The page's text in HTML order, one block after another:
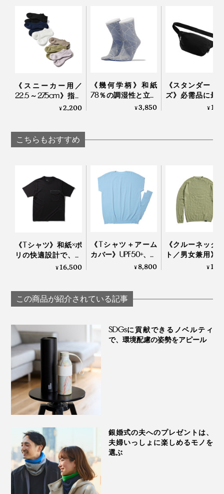
写真左：モデル身長160cm「Sサイズ」着用、写真右：モデル身長173cm「Mサイ
そして、長く着てもらえる上質な生地と縫製。
30番手の糸を撚らずに、2本引き揃えて高密度に編み立
いう選択によって、たくさんの人に届きやすい価格まで
実現しました。
通気性、吸汗性、伸縮性にすぐれ、適度な厚みを持ちな
がら肌触りはなめらか。
自分たちが「この生地を使ってTシャツを作れば、もっ
慢の国産天竺です。
《スニーカー用／
22.5～27.5cm》指先
のサラサラが続く！
AMIGAMI
¥2,200
《幾何学柄》和紙
78％の調湿性と立体
編みのフィット感
¥3,850
《スタンダード
ズ》必需品に最
クセス、誰でも
¥
こちらもおすすめ
《Tシャツ》和紙×ポ
リの快適設計で、湿
気を吸って逃す、
シャツ」｜K-3B
¥16,500
《Tシャツ＋アーム
カバー》UPF50+、縫
い目なしで動きやす
¥8,800
《クルーネック
ト／男女兼用》
な調湿・調温
¥
この商品が紹介されている記事
SDGsに貢献できるノベルティ
で、環境配慮の姿勢をアピール
銀婚式の夫へのプレゼントは、
夫婦いっしょに楽しめるモノを
選ぶ